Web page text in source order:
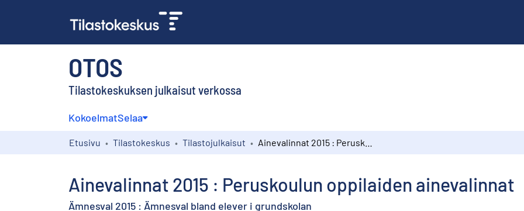
OTOS
Tilastokeskuksen julkaisut verkossa
KokoelmatSelaa
Etusivu Tilastokeskus Tilastojulkaisut
Ainevalinnat 2015 : Peruskoulun oppilaiden ainevalinnat
Ämnesval 2015 : Ämnesval bland elever i grundskolan